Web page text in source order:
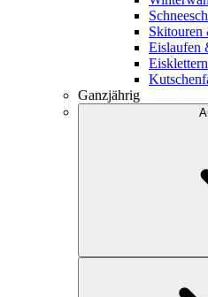
Skitouren
Eislaufen
Eisklettern
Ganzjährig